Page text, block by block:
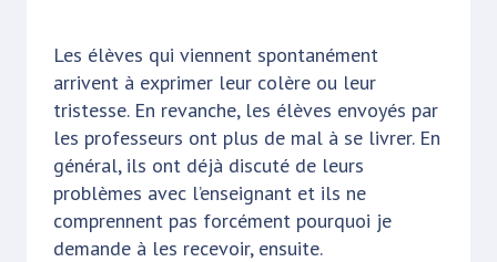
Les élèves qui viennent spontanément
arrivent à exprimer leur colère ou leur
tristesse. En revanche, les élèves envoyés par
les professeurs ont plus de mal à se livrer. En
général, ils ont déjà discuté de leurs
problèmes avec l’enseignant et ils ne
comprennent pas forcément pourquoi je
demande à les recevoir, ensuite.